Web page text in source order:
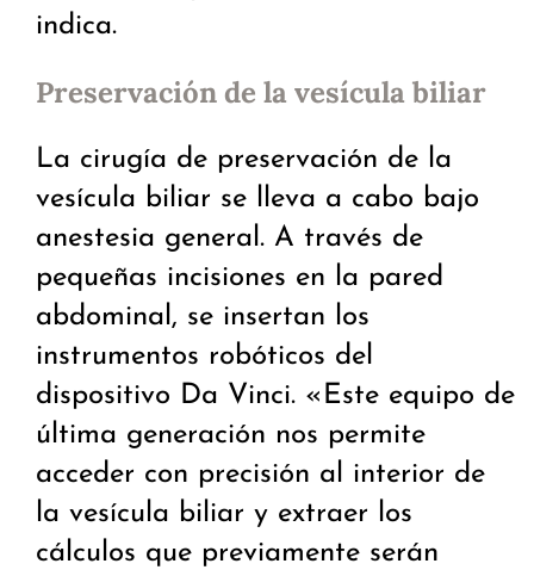
indica.
Preservación de la vesícula biliar
La cirugía de preservación de la
vesícula biliar se lleva a cabo bajo
anestesia general. A través de
pequeñas incisiones en la pared
abdominal, se insertan los
instrumentos robóticos del
dispositivo Da Vinci. «Este equipo de
última generación nos permite
acceder con precisión al interior de
la vesícula biliar y extraer los
cálculos que previamente serán